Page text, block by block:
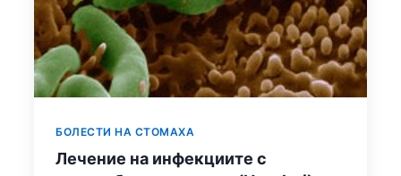
БОЛЕСТИ НА СТОМАХА
Лечение на инфекциите с